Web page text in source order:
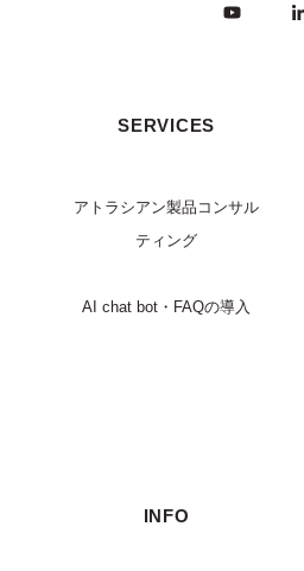
SERVICES
アトラシアン製品コンサル
ティング
AI chat bot・FAQの導入
INFO